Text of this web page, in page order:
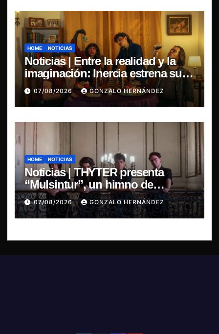
HOME NOTICIAS
Noticias | Entre la realidad y la
imaginación: Inercia estrena su
primer single “Marilina”
07/08/2026 GONZALO HERNÁNDEZ
HOME NOTICIAS
Noticias | THYTER presenta
“Mulsintur”, un himno de
heavy/power metal inspirado en
Tomás Paniri
07/08/2026 GONZALO HERNÁNDEZ